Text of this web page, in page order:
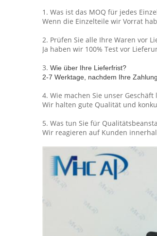
1. Was ist das MOQ für jedes
Wenn die Einzelteile wir Vorrat
2. Prüfen Sie alle Ihre Waren vor
Ja haben wir 100% Test vor
3. Wie über Ihre Lieferfrist?
2-7 Werktage, nachdem Ihre
4. Wie machen Sie unser
Wir halten gute Qualität und
5. Was tun Sie für
Wir reagieren auf Kunden